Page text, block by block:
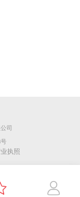
司
执照